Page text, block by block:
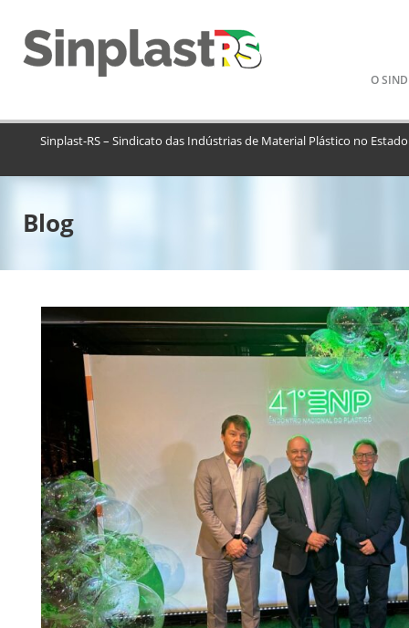
Pular
o
O
Sinplast-RS – Sindicato das Indústrias de Material Plástico no Estado
Blog